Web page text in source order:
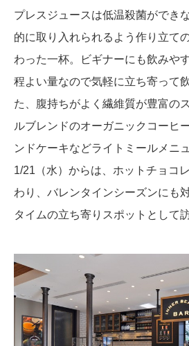
プレスジュースは低温殺菌ができ
的に取り入れられるよう作り立て
わった一杯。ビギナーにも飲みや
程よい量なので気軽に立ち寄って
た、腹持ちがよく繊維質が豊富の
ルブレンドのオーガニックコーヒ
ンドケーキなどライトミールメニ
1/21（水）からは、ホットチョコ
わり、バレンタインシーズンにも
タイムの立ち寄りスポットとして